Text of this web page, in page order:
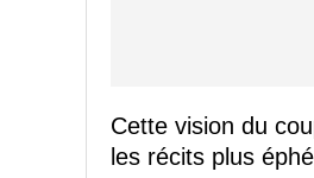
Cette vision du
les récits plus